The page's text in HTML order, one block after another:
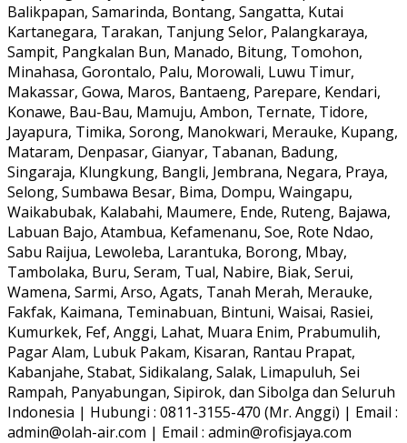
Balikpapan, Samarinda, Bontang, Sangatta, Kutai
Kartanegara, Tarakan, Tanjung Selor, Palangkaraya,
Sampit, Pangkalan Bun, Manado, Bitung, Tomohon,
Minahasa, Gorontalo, Palu, Morowali, Luwu Timur,
Makassar, Gowa, Maros, Bantaeng, Parepare, Kendari,
Konawe, Bau-Bau, Mamuju, Ambon, Ternate, Tidore,
Jayapura, Timika, Sorong, Manokwari, Merauke, Kupang,
Mataram, Denpasar, Gianyar, Tabanan, Badung,
Singaraja, Klungkung, Bangli, Jembrana, Negara, Praya,
Selong, Sumbawa Besar, Bima, Dompu, Waingapu,
Waikabubak, Kalabahi, Maumere, Ende, Ruteng, Bajawa,
Labuan Bajo, Atambua, Kefamenanu, Soe, Rote Ndao,
Sabu Raijua, Lewoleba, Larantuka, Borong, Mbay,
Tambolaka, Buru, Seram, Tual, Nabire, Biak, Serui,
Wamena, Sarmi, Arso, Agats, Tanah Merah, Merauke,
Fakfak, Kaimana, Teminabuan, Bintuni, Waisai, Rasiei,
Kumurkek, Fef, Anggi, Lahat, Muara Enim, Prabumulih,
Pagar Alam, Lubuk Pakam, Kisaran, Rantau Prapat,
Kabanjahe, Stabat, Sidikalang, Salak, Limapuluh, Sei
Rampah, Panyabungan, Sipirok, dan Sibolga dan Seluruh
Indonesia | Hubungi : 0811-3155-470 (Mr. Anggi) | Email :
admin@olah-air.com | Email : admin@rofisjaya.com